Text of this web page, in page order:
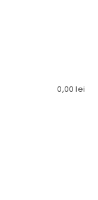
0,00lei